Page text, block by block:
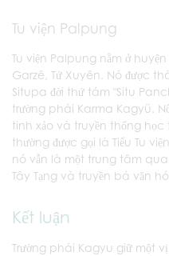
Tu viện Palpung
Tu viện Palpung nằm ở
Garzê, Tứ Xuyên. Nó được
Situpa đời thứ tám "Situ
trường phái Karma Kagyü.
tinh xảo và truyền thống học
thường được gọi là Tiểu Tu
nó vẫn là một trung tâm
Tây Tạng và truyền bá văn
Kết luận
Trường phái Kagyu giữ một